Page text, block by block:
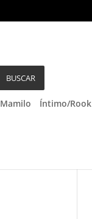
BUSCAR
Mamilo Íntimo/Rook